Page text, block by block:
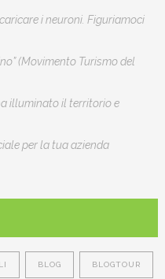
i neuroni. Figuriamoci
(Movimento Turismo del
illuminato il territorio e
per la tua azienda
BLOG BLOGTOUR